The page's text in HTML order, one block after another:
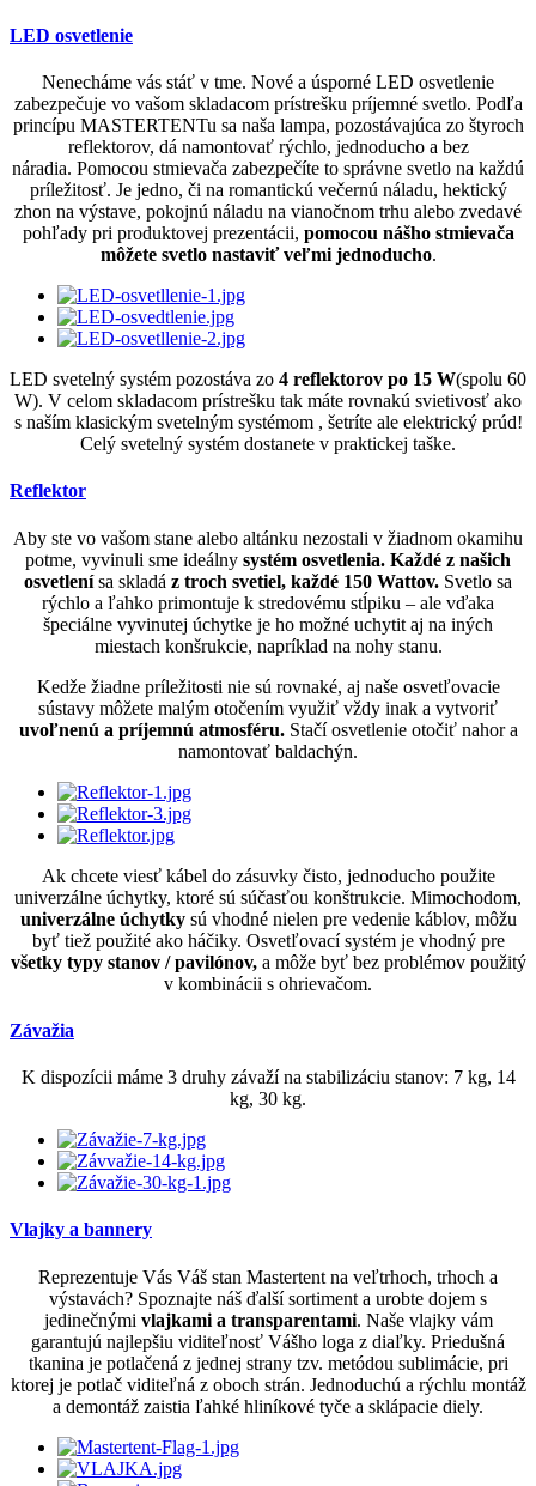
LED osvetlenie
Nenecháme vás stáť v tme. Nové a úsporné LED osvetlenie
zabezpečuje vo vašom skladacom prístrešku príjemné svetlo. Podľa
princípu MASTERTENTu sa naša lampa, pozostávajúca zo štyroch
reflektorov, dá namontovať rýchlo, jednoducho a bez
náradia. Pomocou stmievača zabezpečíte to správne svetlo na každú
príležitosť. Je jedno, či na romantickú večernú náladu, hektický
zhon na výstave, pokojnú náladu na vianočnom trhu alebo zvedavé
pohľady pri produktovej prezentácii, pomocou nášho stmievača
môžete svetlo nastaviť veľmi jednoducho.
LED svetelný systém pozostáva zo 4 reflektorov po 15 W(spolu 60
W). V celom skladacom prístrešku tak máte rovnakú svietivosť ako
s naším klasickým svetelným systémom , šetríte ale elektrický prúd!
Celý svetelný systém dostanete v praktickej taške.
Reflektor
Aby ste vo vašom stane alebo altánku nezostali v žiadnom okamihu
potme, vyvinuli sme ideálny systém osvetlenia. Každé z našich
osvetlenísa skladá z troch svetiel, každé 150 Wattov. Svetlo sa
rýchlo a ľahko primontuje k stredovému stĺpiku – ale vďaka
špeciálne vyvinutej úchytke je ho možné uchytit aj na iných
miestach konšrukcie, napríklad na nohy stanu.
Kedže žiadne príležitosti nie sú rovnaké, aj naše osvetľovacie
sústavy môžete malým otočením využiť vždy inak a vytvoriť
uvoľnenú a príjemnú atmosféru.Stačí osvetlenie otočiť nahor a
namontovať baldachýn.
Ak chcete viesť kábel do zásuvky čisto, jednoducho použite
univerzálne úchytky, ktoré sú súčasťou konštrukcie. Mimochodom,
univerzálne úchytkysú vhodné nielen pre vedenie káblov, môžu
byť tiež použité ako háčiky. Osvetľovací systém je vhodný pre
všetky typy stanov / pavilónov,a môže byť bez problémov použitý
v kombinácii s ohrievačom.
Závažia
K dispozícii máme 3 druhy závaží na stabilizáciu stanov: 7 kg, 14
kg, 30 kg.
Vlajky a bannery
Reprezentuje Vás Váš stan Mastertent na veľtrhoch, trhoch a
výstavách? Spoznajte náš ďalší sortiment a urobte dojem s
jedinečnými vlajkami a transparentami. Naše vlajky vám
garantujú najlepšiu viditeľnosť Vášho loga z diaľky. Priedušná
tkanina je potlačená z jednej strany tzv. metódou sublimácie, pri
ktorej je potlač viditeľná z oboch strán. Jednoduchú a rýchlu montáž
a demontáž zaistia ľahké hliníkové tyče a sklápacie diely.